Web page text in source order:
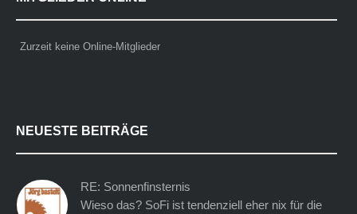
Zurzeit keine Online-Mitglieder
NEUESTE BEITRÄGE
RE: Sonnenfinsternis
Wieso das? SoFi ist tendenziell eher nix für die